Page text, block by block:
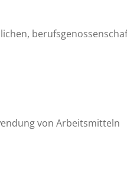
von Arbeitsmitteln